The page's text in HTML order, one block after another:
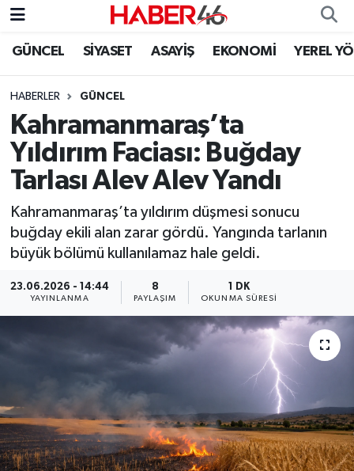
GÜNCEL SİYASET ASAYİŞ EKONOMİ YEREL
HABERLER GÜNCEL
Kahramanmaraş’ta
Yıldırım Faciası: Buğday
Tarlası Alev Alev Yandı
Kahramanmaraş’ta yıldırım düşmesi sonucu
buğday ekili alan zarar gördü. Yangında tarlanın
büyük bölümü kullanılamaz hale geldi.
23.06.2026 - 14:44
YAYINLANMA
8
PAYLAŞIM
1 DK
OKUNMA SÜRESI
GÜNCEL
SİYASET
EKONOMİ
SPOR
YAŞAM
TEKNOLOJİ
SAĞLIK
İLÇE HABERLERİ
KÜLTÜR-SANAT
KSÜ
Nöbetçi Eczaneler
Hava Durumu
Kahramanmaraş Namaz Vakitleri
Trafik Durumu
Süper Lig Puan Durumu ve Fikstür
Tüm Manşetler
Son Dakika Haberleri